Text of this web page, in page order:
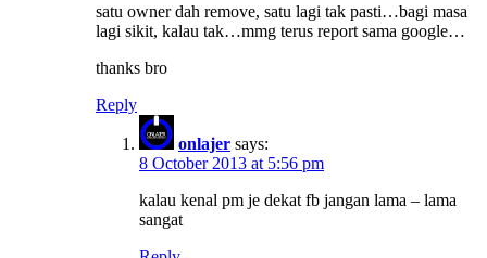
satu owner dah remove, satu lagi tak pasti…bagi masa
lagi sikit, kalau tak…mmg terus report sama google…
thanks bro
Reply
onlajer says:
8 October 2013 at 5:56 pm
kalau kenal pm je dekat fb jangan lama – lama
sangat